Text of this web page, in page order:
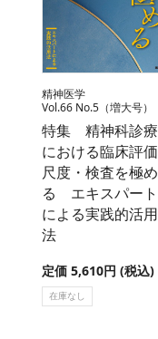
精神医学
Vol.66 No.5（増大号）
特集 精神科診療
における臨床評価
尺度・検査を極め
る エキスパート
による実践的活用
法
定価 5,610円 (税込)
在庫なし